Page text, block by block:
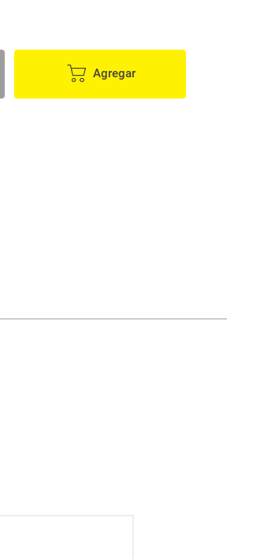
Agregar